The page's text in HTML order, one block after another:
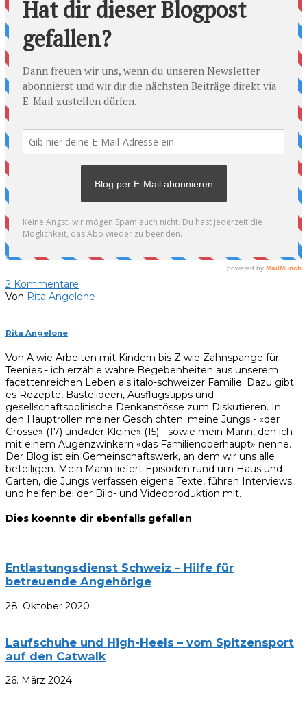
2 Kommentare
Von Rita Angelone
Rita Angelone
Von A wie Arbeiten mit Kindern bis Z wie Zahnspange für
Teenies - ich erzähle wahre Begebenheiten aus unserem
facettenreichen Leben als italo-schweizer Familie. Dazu gibt
es Rezepte, Bastelideen, Ausflugstipps und
gesellschaftspolitische Denkanstösse zum Diskutieren. In
den Hauptrollen meiner Geschichten: meine Jungs - «der
Grosse» (17) und«der Kleine» (15) - sowie mein Mann, den ich
mit einem Augenzwinkern «das Familienoberhaupt» nenne.
Der Blog ist ein Gemeinschaftswerk, an dem wir uns alle
beteiligen. Mein Mann liefert Episoden rund um Haus und
Garten, die Jungs verfassen eigene Texte, führen Interviews
und helfen bei der Bild- und Videoproduktion mit.
Dies koennte dir ebenfalls gefallen
Entlastungsdienst Schweiz – Hilfe für
betreuende Angehörige
28. Oktober 2020
Laufschuhe und High-Heels – vom Spitzensport
auf den Catwalk
26. März 2024